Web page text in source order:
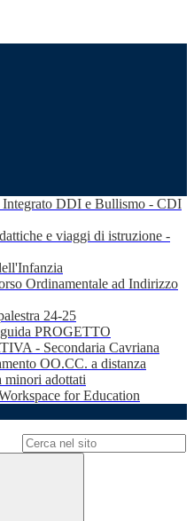
Integrato DDI e Bullismo - CDI
e viaggi di istruzione -
Ordinamentale ad Indirizzo
24-25
PROGETTO
- Secondaria Cavriana
OO.CC. a distanza
minori adottati
for Education